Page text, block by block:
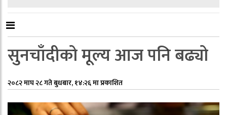
सुनचाँदीको मूल्य आज पनि बढ्यो
२०८२ माघ २८ गते बुधबार, १४:२६ मा प्रकाशित